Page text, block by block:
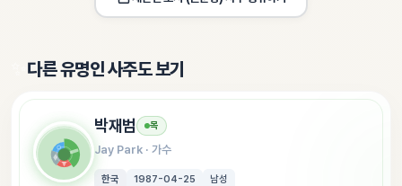
다른 유명인 사주도 보기
박재범 목
Jay Park · 가수
한국 1987-04-25 남성